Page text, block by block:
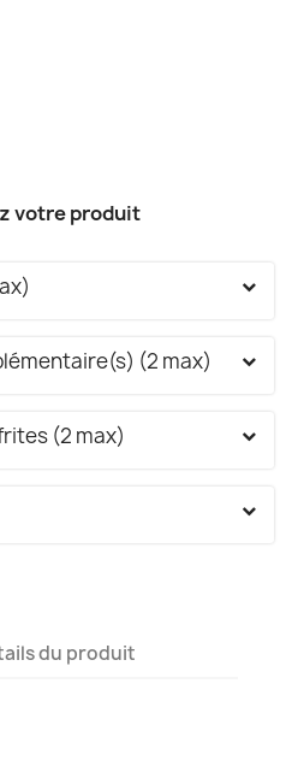
votre produit
(2 max)
(2 max)
du produit